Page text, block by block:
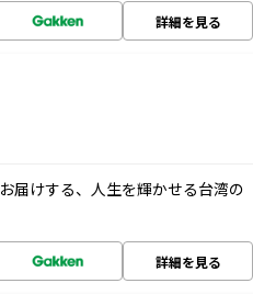
詳細を見る
届けする、人生を輝かせる台湾の
詳細を見る